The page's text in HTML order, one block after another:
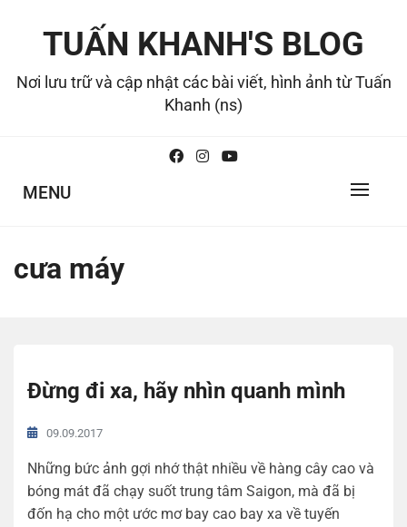
TUẤN KHANH'S BLOG
Nơi lưu trữ và cập nhật các bài viết, hình ảnh từ Tuấn
Khanh (ns)
MENU
cưa máy
Đừng đi xa, hãy nhìn quanh mình
09.09.2017
Những bức ảnh gợi nhớ thật nhiều về hàng cây cao và
bóng mát đã chạy suốt trung tâm Saigon, mà đã bị
đốn hạ cho một ước mơ bay cao bay xa về tuyến